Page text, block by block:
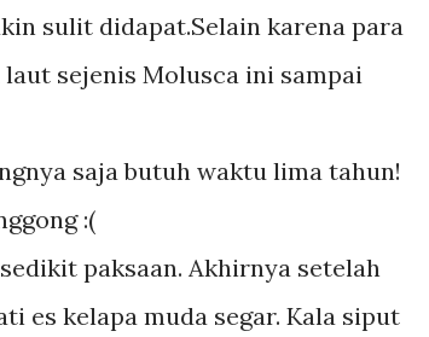
sulit didapat.Selain karena para
sejenis Molusca ini sampai
saja butuh waktu lima tahun!
:(
paksaan. Akhirnya setelah
es kelapa muda segar. Kala siput